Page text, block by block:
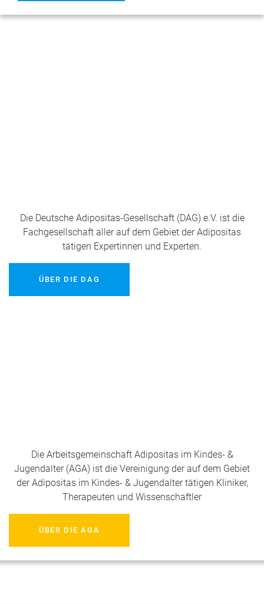
Die Deutsche Adipositas-Gesellschaft (DAG) e.V. ist die
Fachgesellschaft aller auf dem Gebiet der Adipositas
tätigen Expertinnen und Experten.
ÜBER DIE DAG
Die Arbeitsgemeinschaft Adipositas im Kindes- &
Jugendalter (AGA) ist die Vereinigung der auf dem Gebiet
der Adipositas im Kindes- & Jugendalter tätigen Kliniker,
Therapeuten und Wissenschaftler
ÜBER DIE AGA